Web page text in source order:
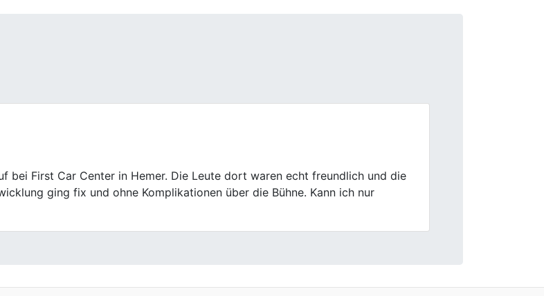
Glücksgriff. Sie haben meinen Unfallwagen in Kamen professionell bewertet